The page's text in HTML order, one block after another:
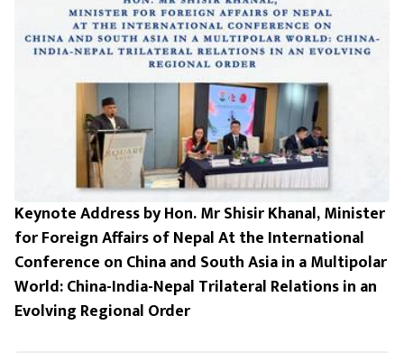
Keynote Address by Hon. Mr Shisir Khanal, Minister
for Foreign Affairs of Nepal At the International
Conference on China and South Asia in a Multipolar
World: China-India-Nepal Trilateral Relations in an
Evolving Regional Order